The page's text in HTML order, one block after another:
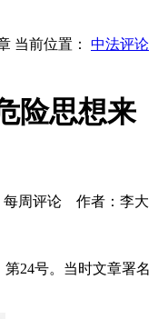
当前位置： 中法评论
险思想来
每周评论 作者：李大
24号。当时文章署名